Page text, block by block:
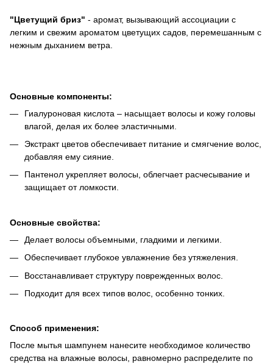
"Цветущий бриз" - аромат, вызывающий ассоциации с
легким и свежим ароматом цветущих садов, перемешанным с
нежным дыханием ветра.
Основные компоненты:
Гиалуроновая кислота – насыщает волосы и кожу головы
влагой, делая их более эластичными.
Экстракт цветов обеспечивает питание и смягчение волос,
добавляя ему сияние.
Пантенол укрепляет волосы, облегчает расчесывание и
защищает от ломкости.
Основные свойства:
Делает волосы объемными, гладкими и легкими.
Обеспечивает глубокое увлажнение без утяжеления.
Восстанавливает структуру поврежденных волос.
Подходит для всех типов волос, особенно тонких.
Способ применения:
После мытья шампунем нанесите необходимое количество
средства на влажные волосы, равномерно распределите по